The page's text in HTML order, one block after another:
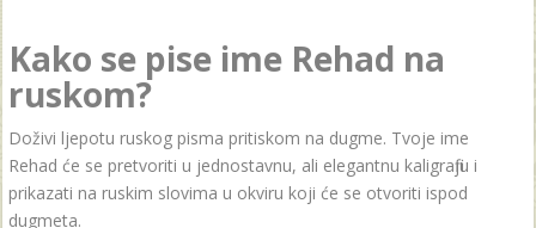
Kako se pise ime Rehad na
ruskom?
Doživi ljepotu ruskog pisma pritiskom na dugme. Tvoje ime
Rehad će se pretvoriti u jednostavnu, ali elegantnu kaligrafiju i
prikazati na ruskim slovima u okviru koji će se otvoriti ispod
dugmeta.